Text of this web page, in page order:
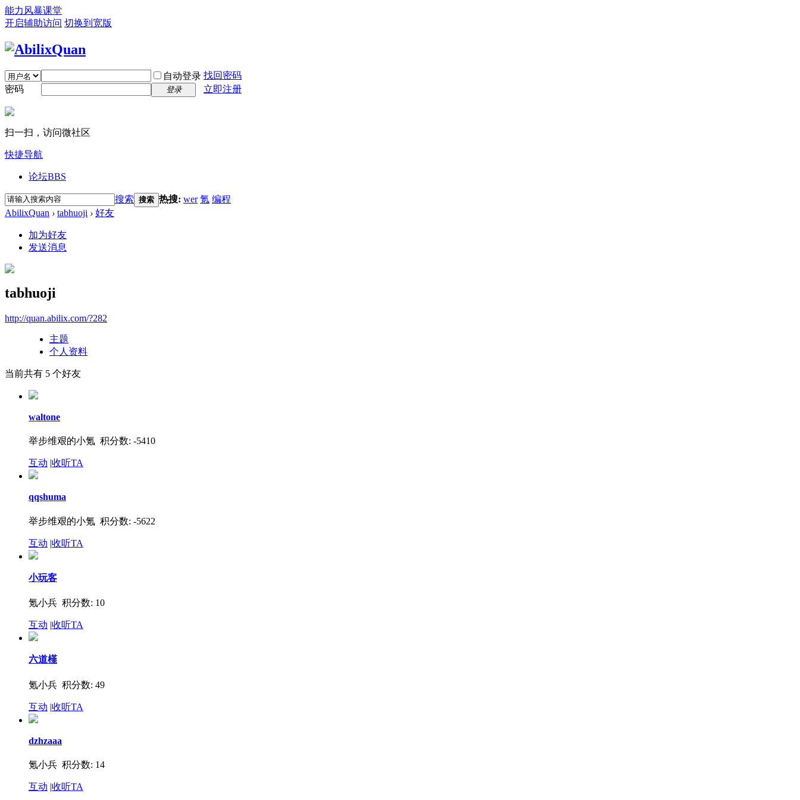
能力风暴课堂
开启辅助访问 切换到宽版
自动登录 找回密码
密码
登录 立即注册
扫一扫，访问微社区
快捷导航
论坛BBS
搜索 搜索 热搜: wer 氪 编程
AbilixQuan › tabhuoji › 好友
加为好友
发送消息
tabhuoji
http://quan.abilix.com/?282
主题
个人资料
当前共有 5 个好友
waltone
举步维艰的小氪 积分数: -5410
互动 |收听TA
qqshuma
举步维艰的小氪 积分数: -5622
互动 |收听TA
小玩客
氪小兵 积分数: 10
互动 |收听TA
六道槿
氪小兵 积分数: 49
互动 |收听TA
dzhzaaa
氪小兵 积分数: 14
互动 |收听TA